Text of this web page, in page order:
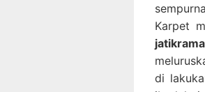
Karpet
di